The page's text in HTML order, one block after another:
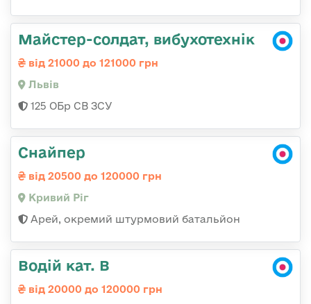
Майстер-солдат, вибухотехнік
від 21000 до 121000 грн
Львів
125 ОБр СВ ЗСУ
Снайпер
від 20500 до 120000 грн
Кривий Ріг
Арей, окремий штурмовий батальйон
Водій кат. В
від 20000 до 120000 грн